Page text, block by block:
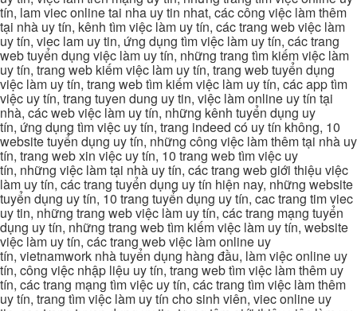
tín, lam viec online tai nha uy tin nhat, các công việc làm thêm
tại nhà uy tín, kênh tìm việc làm uy tín, các trang web việc làm
uy tín, viec lam uy tin, ứng dụng tìm việc làm uy tín, các trang
web tuyển dụng việc làm uy tín, những trang tìm kiếm việc làm
uy tín, trang web kiếm việc làm uy tín, trang web tuyển dụng
việc làm uy tín, trang web tìm kiếm việc làm uy tín, các app tìm
việc uy tín, trang tuyen dung uy tin, việc làm online uy tín tại
nhà, các web việc làm uy tín, những kênh tuyển dụng uy
tín, ứng dụng tìm việc uy tín, trang indeed có uy tín không, 10
website tuyển dụng uy tín, những công việc làm thêm tại nhà uy
tín, trang web xin việc uy tín, 10 trang web tìm việc uy
tín, những việc làm tại nhà uy tín, các trang web giới thiệu việc
làm uy tín, các trang tuyển dụng uy tín hiện nay, những website
tuyển dụng uy tín, 10 trang tuyển dụng uy tín, cac trang tim viec
uy tin, những trang web việc làm uy tín, các trang mạng tuyển
dụng uy tín, những trang web tìm kiếm việc làm uy tín, website
việc làm uy tín, các trang web việc làm online uy
tín, vietnamwork nhà tuyển dụng hàng đầu, làm việc online uy
tín, công việc nhập liệu uy tín, trang web tìm việc làm thêm uy
tín, các trang mạng tìm việc uy tín, các trang tìm việc làm thêm
uy tín, trang tìm việc làm uy tín cho sinh viên, viec online uy